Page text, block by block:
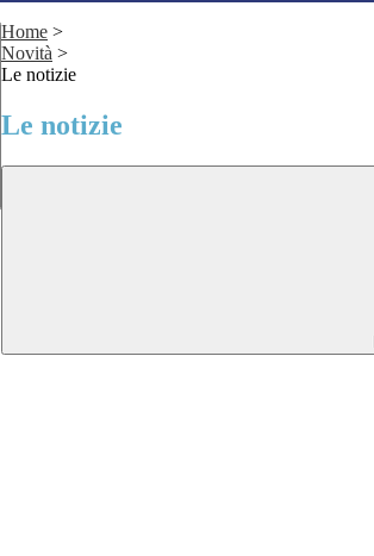
Home >
Novità >
Le notizie
Le notizie